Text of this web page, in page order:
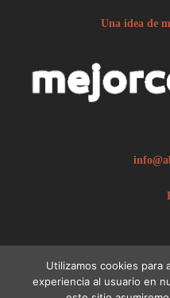
Una idea de
Utilizamos cookies para
experiencia al usuario en